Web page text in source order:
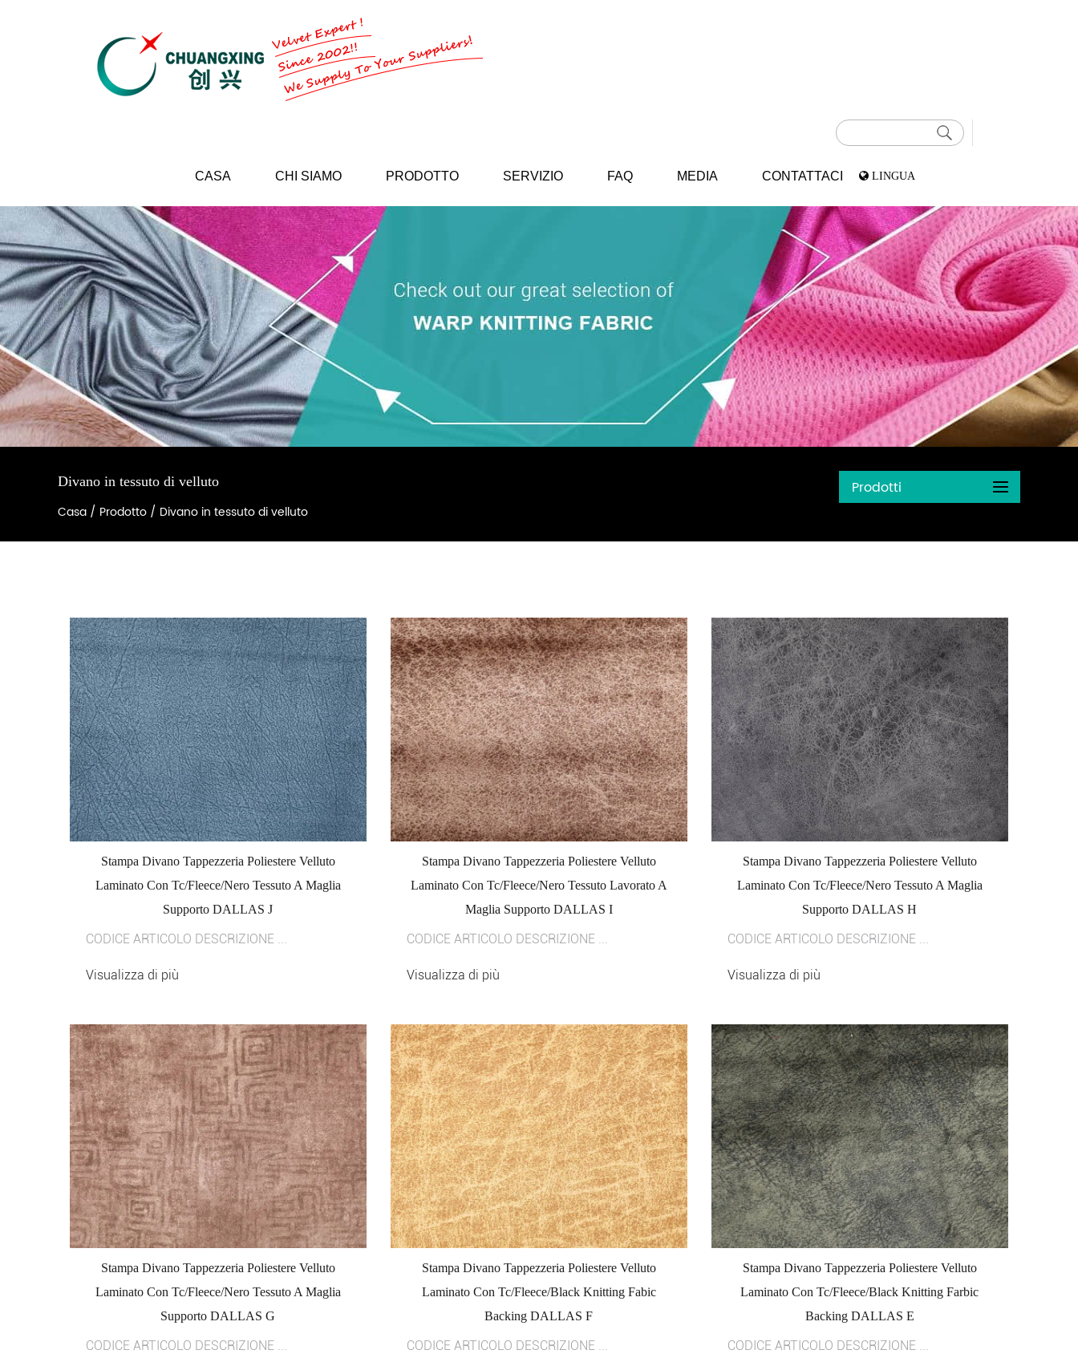
CASA CHI SIAMO PRODOTTO SERVIZIO FAQ MEDIA CONTATTACI LINGUA
Divano in tessuto di velluto
Casa / Prodotto / Divano in tessuto di velluto
Prodotti
Stampa Divano Tappezzeria Poliestere Velluto
Laminato Con Tc/Fleece/Nero Tessuto A Maglia
Supporto DALLAS J
CODICE ARTICOLO DESCRIZIONE ...
Visualizza di più
Stampa Divano Tappezzeria Poliestere Velluto
Laminato Con Tc/Fleece/Nero Tessuto Lavorato A
Maglia Supporto DALLAS I
CODICE ARTICOLO DESCRIZIONE ...
Visualizza di più
Stampa Divano Tappezzeria Poliestere Velluto
Laminato Con Tc/Fleece/Nero Tessuto A Maglia
Supporto DALLAS H
CODICE ARTICOLO DESCRIZIONE ...
Visualizza di più
Stampa Divano Tappezzeria Poliestere Velluto
Laminato Con Tc/Fleece/Nero Tessuto A Maglia
Supporto DALLAS G
CODICE ARTICOLO DESCRIZIONE ...
Stampa Divano Tappezzeria Poliestere Velluto
Laminato Con Tc/Fleece/Black Knitting Fabic
Backing DALLAS F
CODICE ARTICOLO DESCRIZIONE ...
Stampa Divano Tappezzeria Poliestere Velluto
Laminato Con Tc/Fleece/Black Knitting Farbic
Backing DALLAS E
CODICE ARTICOLO DESCRIZIONE ...